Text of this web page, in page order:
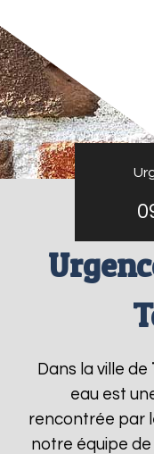
Dans la ville de
eau est
rencontrée par
notre équipe